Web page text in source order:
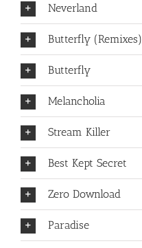
Neverland
Butterfly (Remixes)
Butterfly
Melancholia
Stream Killer
Best Kept Secret
Zero Download
Paradise